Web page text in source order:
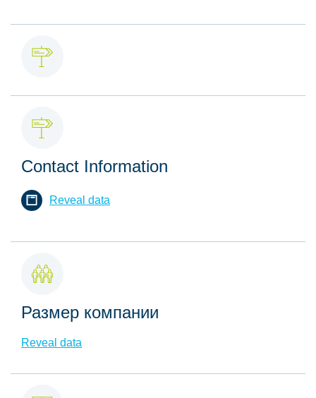
Contact Information
Reveal data
Размер компании
Reveal data